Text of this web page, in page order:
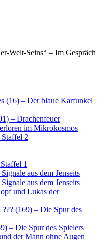
Welt-Seins“ – Im Gespräch
(16) – Der blaue Karfunkel
– Drachenfeuer
im Mikrokosmos
2
1
aus dem Jenseits
aus dem Jenseits
und Lukas der
(169) – Die Spur des
– Die Spur des Spielers
der Mann ohne Augen